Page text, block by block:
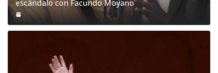
escándalo con Facundo Moyano